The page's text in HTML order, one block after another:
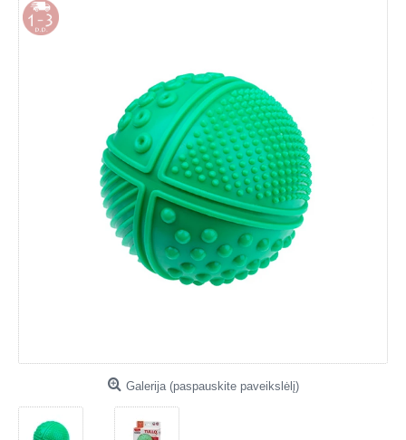
Galerija (paspauskite paveikslėlį)